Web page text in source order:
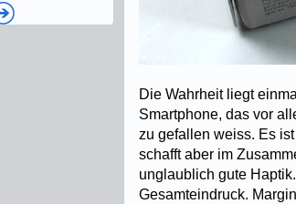
Die Wahrheit liegt
Smartphone, das vor
zu gefallen weiss. Es
schafft aber im
unglaublich gute
Gesamteindruck.